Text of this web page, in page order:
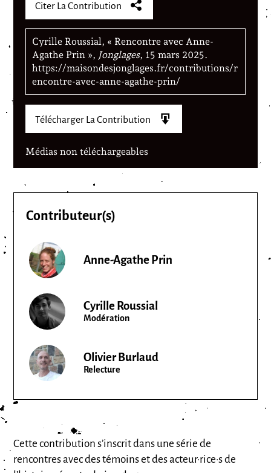
Citer La Contribution
Cyrille Roussial, « Rencontre avec Anne-
Agathe Prin », Jonglages, 15 mars 2025.
https://maisondesjonglages.fr/contributions/r
encontre-avec-anne-agathe-prin/
Télécharger La Contribution
Médias non téléchargeables
Contributeur(s)
Anne-Agathe Prin
Cyrille Roussial
Modération
Olivier Burlaud
Relecture
Cette contribution s’inscrit dans une série de
rencontres avec des témoins et des acteur·rice·s de